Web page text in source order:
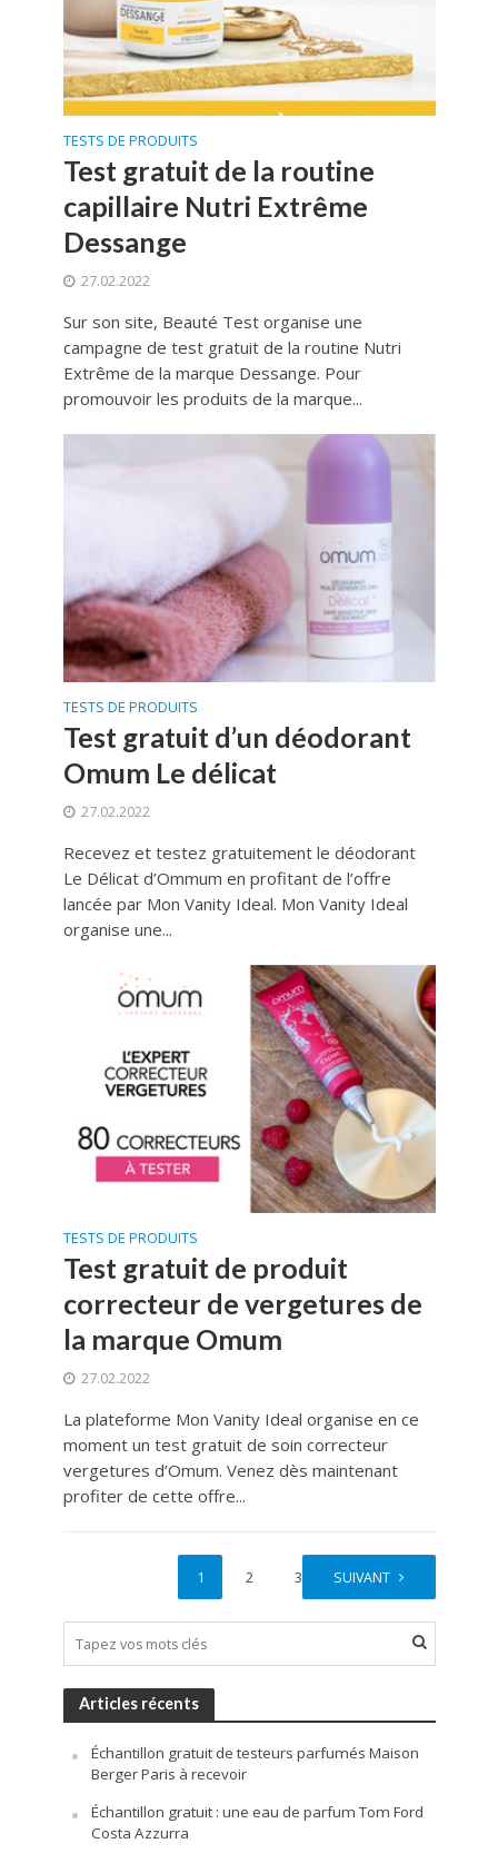
TESTS DE PRODUITS
Test gratuit de la routine
capillaire Nutri Extrême
Dessange
27.02.2022
Sur son site, Beauté Test organise une
campagne de test gratuit de la routine Nutri
Extrême de la marque Dessange. Pour
promouvoir les produits de la marque...
TESTS DE PRODUITS
Test gratuit d’un déodorant
Omum Le délicat
27.02.2022
Recevez et testez gratuitement le déodorant
Le Délicat d’Ommum en profitant de l’offre
lancée par Mon Vanity Ideal. Mon Vanity Ideal
organise une...
TESTS DE PRODUITS
Test gratuit de produit
correcteur de vergetures de
la marque Omum
27.02.2022
La plateforme Mon Vanity Ideal organise en ce
moment un test gratuit de soin correcteur
vergetures d’Omum. Venez dès maintenant
profiter de cette offre...
1 2 3 SUIVANT
Articles récents
Échantillon gratuit de testeurs parfumés Maison
Berger Paris à recevoir
Échantillon gratuit : une eau de parfum Tom Ford
Costa Azzurra